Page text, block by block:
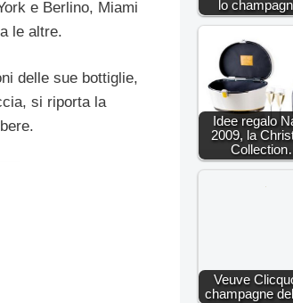
e Berlino, Miami
le altre.
delle sue bottiglie,
si riporta la
lo
Idee regalo
2009, la
Veuve
champagne